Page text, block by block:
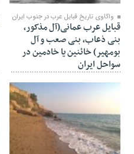
واکاوی تاریخ قبایل عرب در جنوب ایران
قبایل عرب عمانی(آل مذکور،
بنی ذعاب، بنی صعب و آل
بومهیر) خائنین یا خادمین در
سواحل ایران
۱۱ بهمن ۱۴۰۰